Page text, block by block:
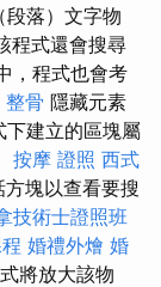
段落）文字物
程式還會搜尋
，程式也會考
整骨 隱藏元素
下建立的區塊屬
按摩 證照 西式
方塊以查看要搜
技術士證照班
婚禮外燴 婚
將放大該物